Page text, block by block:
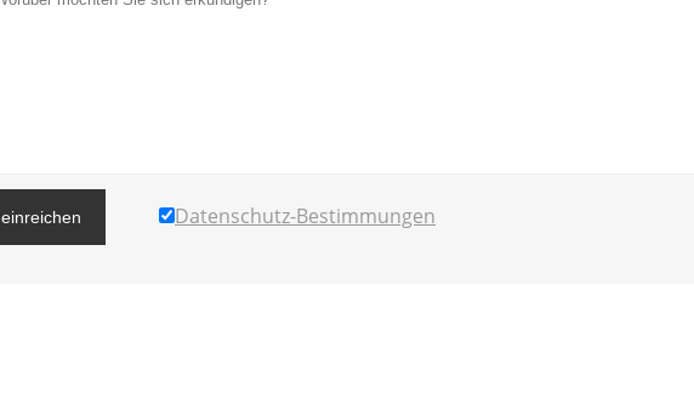
einreichen Datenschutz-Bestimmungen